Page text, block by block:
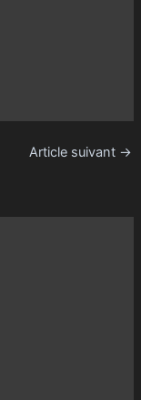
Article suivant →